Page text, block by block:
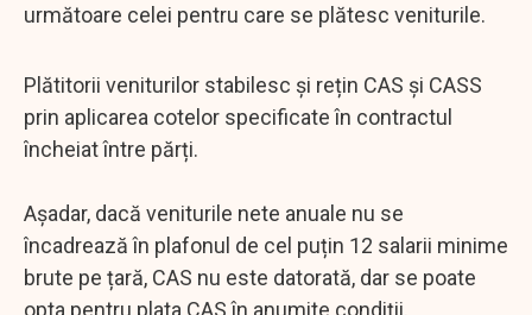
următoare celei pentru care se plătesc veniturile.
Plătitorii veniturilor stabilesc și rețin CAS și CASS
prin aplicarea cotelor specificate în contractul
încheiat între părți.
Așadar, dacă veniturile nete anuale nu se
încadrează în plafonul de cel puțin 12 salarii minime
brute pe țară, CAS nu este datorată, dar se poate
opta pentru plata CAS în anumite condiții.